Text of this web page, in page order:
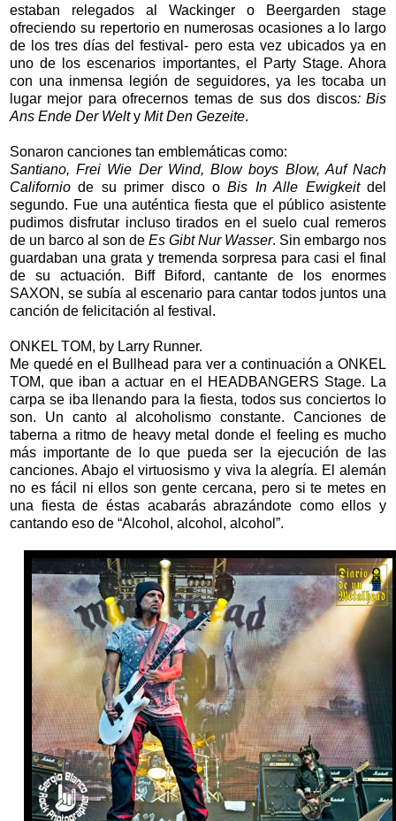
estaban relegados al Wackinger o Beergarden stage
ofreciendo su repertorio en numerosas ocasiones a lo largo
de los tres días del festival- pero esta vez ubicados ya en
uno de los escenarios importantes, el Party Stage. Ahora
con una inmensa legión de seguidores, ya les tocaba un
lugar mejor para ofrecernos temas de sus dos discos: Bis
Ans Ende Der Welty Mit Den Gezeite.
Sonaron canciones tan emblemáticas como:
Santiano, Frei Wie Der Wind, Blow boys Blow, Auf Nach
Californio de su primer disco oBis In Alle Ewigkeitdel
segundo. Fue una auténtica fiesta que el público asistente
pudimos disfrutar incluso tirados en el suelo cual remeros
de un barco al son de Es Gibt Nur Wasser. Sin embargo nos
guardaban una grata y tremenda sorpresa para casi el final
de su actuación. Biff Biford, cantante de los enormes
SAXON, se subía al escenario para cantar todos juntos una
canción de felicitación al festival.
ONKEL TOM, by Larry Runner.
Me quedé en el Bullhead para ver a continuación a ONKEL
TOM, que iban a actuar en el HEADBANGERS Stage. La
carpa se iba llenando para la fiesta, todos sus conciertos lo
son. Un canto al alcoholismo constante. Canciones de
taberna a ritmo de heavy metal donde el feeling es mucho
más importante de lo que pueda ser la ejecución de las
canciones. Abajo el virtuosismo y viva la alegría. El alemán
no es fácil ni ellos son gente cercana, pero si te metes en
una fiesta de éstas acabarás abrazándote como ellos y
cantando eso de “Alcohol, alcohol, alcohol”.